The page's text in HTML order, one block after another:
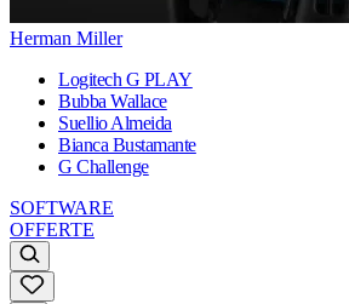
Herman Miller
Logitech G PLAY
Bubba Wallace
Suellio Almeida
Bianca Bustamante
G Challenge
SOFTWARE
OFFERTE